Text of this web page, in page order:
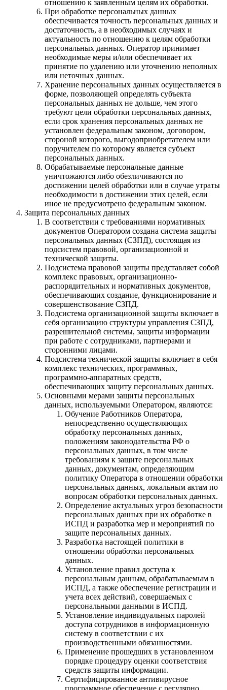
отношению к заявленным целям их обработки.
При обработке персональных данных
обеспечивается точность персональных данных и
достаточность, а в необходимых случаях и
актуальность по отношению к целям обработки
персональных данных. Оператор принимает
необходимые меры и/или обеспечивает их
принятие по удалению или уточнению неполных
или неточных данных.
Хранение персональных данных осуществляется в
форме, позволяющей определять субъекта
персональных данных не дольше, чем этого
требуют цели обработки персональных данных,
если срок хранения персональных данных не
установлен федеральным законом, договором,
стороной которого, выгодоприобретателем или
поручителем по которому является субъект
персональных данных.
Обрабатываемые персональные данные
уничтожаются либо обезличиваются по
достижении целей обработки или в случае утраты
необходимости в достижении этих целей, если
иное не предусмотрено федеральным законом.
Защита персональных данных
В соответствии с требованиями нормативных
документов Оператором создана система защиты
персональных данных (СЗПД), состоящая из
подсистем правовой, организационной и
технической защиты.
Подсистема правовой защиты представляет собой
комплекс правовых, организационно-
распорядительных и нормативных документов,
обеспечивающих создание, функционирование и
совершенствование СЗПД.
Подсистема организационной защиты включает в
себя организацию структуры управления СЗПД,
разрешительной системы, защиты информации
при работе с сотрудниками, партнерами и
сторонними лицами.
Подсистема технической защиты включает в себя
комплекс технических, программных,
программно-аппаратных средств,
обеспечивающих защиту персональных данных.
Основными мерами защиты персональных
данных, используемыми Оператором, являются:
Обучение Работников Оператора,
непосредственно осуществляющих
обработку персональных данных,
положениям законодательства РФ о
персональных данных, в том числе
требованиям к защите персональных
данных, документам, определяющим
политику Оператора в отношении обработки
персональных данных, локальным актам по
вопросам обработки персональных данных.
Определение актуальных угроз безопасности
персональных данных при их обработке в
ИСПД и разработка мер и мероприятий по
защите персональных данных.
Разработка настоящей политики в
отношении обработки персональных
данных.
Установление правил доступа к
персональным данным, обрабатываемым в
ИСПД, а также обеспечение регистрации и
учета всех действий, совершаемых с
персональными данными в ИСПД.
Установление индивидуальных паролей
доступа сотрудников в информационную
систему в соответствии с их
производственными обязанностями.
Применение прошедших в установленном
порядке процедуру оценки соответствия
средств защиты информации.
Сертифицированное антивирусное
программное обеспечение с регулярно